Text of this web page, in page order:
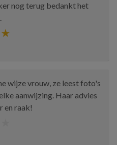
nog terug bedankt het
wijze vrouw, ze leest foto's
aanwijzing. Haar advies
en raak!